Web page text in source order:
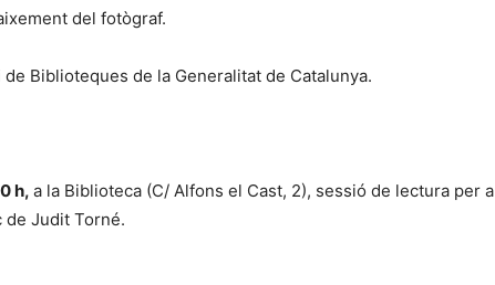
del fotògraf.
Biblioteques de la Generalitat de Catalunya.
h, a la Biblioteca (C/ Alfons el Cast, 2), sessió de lectura per a
de Judit Torné.